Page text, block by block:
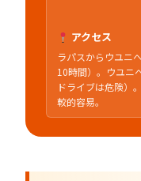
アクセス
ラパスからウユニ
10時間）。ウユニ
ドライブは危険）
較的容易。